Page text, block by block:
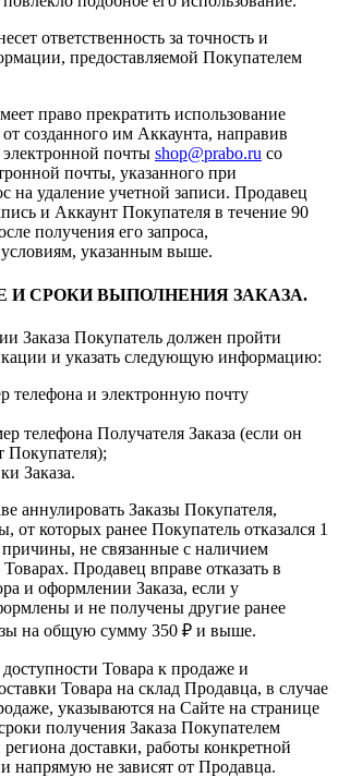
ответственность за точность и
предоставляемой Покупателем
право прекратить использование
от созданного им Аккаунта, направив
почты shop@prabo.ru со
почты, указанного при
на удаление учетной записи. Продавец
и Аккаунт Покупателя в течение 90
получения его запроса,
указанным выше.
И СРОКИ ВЫПОЛНЕНИЯ ЗАКАЗА.
Заказа Покупатель должен пройти
и указать следующую информацию:
и электронную почту
телефона Получателя Заказа (если он
Покупателя);
Заказа.
аннулировать Заказы Покупателя,
от которых ранее Покупатель отказался 1
причины, не связанные с наличием
Продавец вправе отказать в
и оформлении Заказа, если у
и не получены другие ранее
на общую сумму 350 ₽ и выше.
Товара к продаже и
Товара на склад Продавца, в случае
указываются на Сайте на странице
получения Заказа Покупателем
региона доставки, работы конкретной
напрямую не зависят от Продавца.